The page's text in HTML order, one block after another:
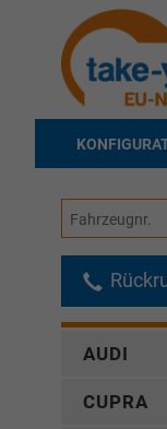
Fahrzeugnr.
AUDI
CUPRA